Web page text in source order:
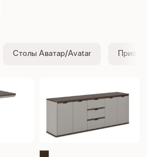
Столы Аватар/Avatar